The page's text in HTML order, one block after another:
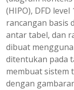
(HIPO), DFD
rancangan basis
antar tabel, dan
dibuat
ditentukan pada
membuat sistem
dengan